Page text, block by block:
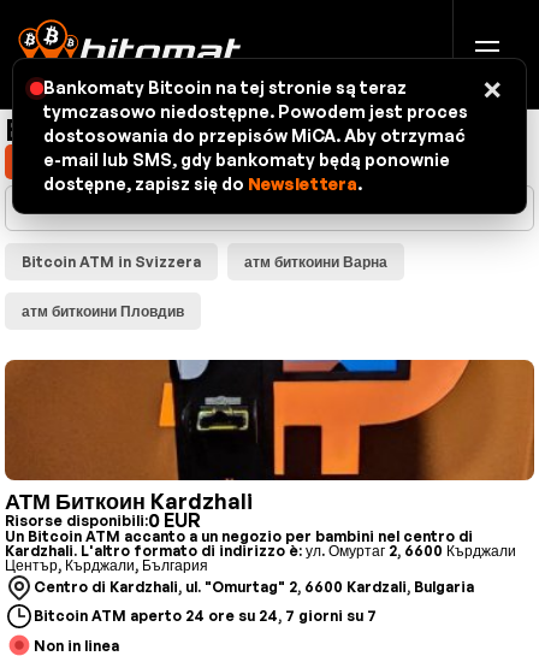
Bitcoin ATM mappa
Mostra la mia posizione
Bitcoin ATM in Svizzera атм биткоини Варна
атм биткоини Пловдив
АТМ Биткоин Kardzhali
Risorse disponibili:0 EUR
Un Bitcoin ATM accanto a un negozio per bambini nel centro di
Kardzhali. L'altro formato di indirizzo è: ул. Омуртаг 2, 6600 Кърджали
Център, Кърджали, България
Centro di Kardzhali, ul. "Omurtag" 2, 6600 Kardzali, Bulgaria
Bitcoin ATM aperto 24 ore su 24, 7 giorni su 7
Non in linea
Bankomaty Bitcoin na tej stronie są teraz
tymczasowo niedostępne. Powodem jest proces
dostosowania do przepisów MiCA. Aby otrzymać
e-mail lub SMS, gdy bankomaty będą ponownie
dostępne, zapisz się do Newslettera.
×